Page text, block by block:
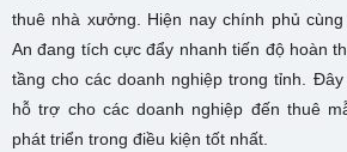
thuê nhà xưởng. Hiện nay chính phủ
An đang tích cực đẩy nhanh tiến độ hoàn
tầng cho các doanh nghiệp trong tỉnh.
hỗ trợ cho các doanh nghiệp đến thuê
phát triển trong điều kiện tốt nhất.